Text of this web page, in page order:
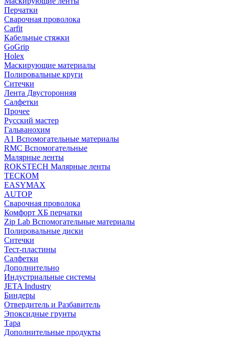
Перчатки
Сварочная проволока
Carfit
Кабельные стяжки
GoGrip
Holex
Маскирующие материалы
Полировальные круги
Ситечки
Лента Двусторонняя
Салфетки
Прочее
Русский мастер
Гальванохим
А1 Вспомогательные материалы
RMC Вспомогательные
Малярные ленты
ROKSTECH Малярные ленты
ТЕСКОМ
EASYMAX
AUTOP
Сварочная проволока
Комфорт ХБ перчатки
Zip Lab Вспомогательные материалы
Полировальные диски
Ситечки
Тест-пластины
Салфетки
Дополнительно
Индустриальные системы
JETA Industry
Биндеры
Отвердитель и Разбавитель
Эпоксидные грунты
Тара
Дополнительные продукты